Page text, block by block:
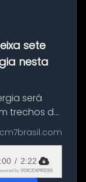
sete
nesta
será
trechos de
feira (21).
para a
cm7brasil.com
/ 2:22
by VOICEXPRESS